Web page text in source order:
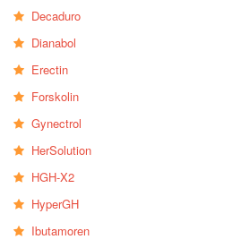
Decaduro
Dianabol
Erectin
Forskolin
Gynectrol
HerSolution
HGH-X2
HyperGH
Ibutamoren